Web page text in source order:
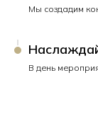
Мы создадим
В день